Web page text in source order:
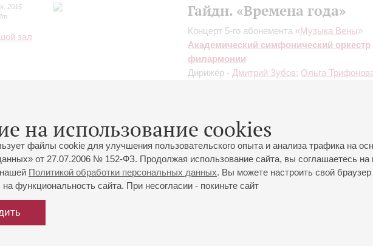
на использование cookies
файлы cookie для улучшения пользовательского опыта и анализа трафика на
от 27.07.2006 № 152-ФЗ. Продолжая использование сайта, вы соглашаетесь
Политикой обработки персональных данных. Вы можете настроить свой
функциональность сайта. При несогласии - покиньте сайт
2015
зал
Гайдн. «Времена года»
Концерт 5-го абонемента «Музыка Вены»
Академический симфонический оркестр
филармонии
Дирижёр - Дмитрий Зубов; Ольга
хора и оркестра